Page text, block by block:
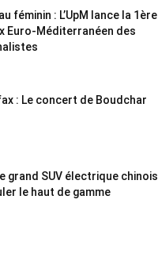
féminin : L’UpM lance la 1ère
Euro-Méditerranéen des
: Le concert de Boudchar
grand SUV électrique chinois
le haut de gamme